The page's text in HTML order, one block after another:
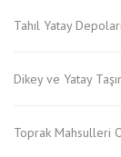
Tahıl Yatay
Dikey ve Yatay
Toprak Mahsulleri